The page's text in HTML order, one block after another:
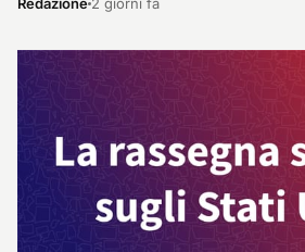
Redazione 2 giorni fa